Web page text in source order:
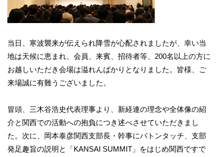
当日、寒波襲来が伝えられ降雪が心配されましたが、幸い当
地は天候に恵まれ、会員、来賓、招待者等、200名以上の方に
お越しいただき会場は溢れんばかりとなりました。皆様、ご
来場誠に有難うございました。
冒頭、三木谷浩史代表理事より、新経連の理念や全体像の紹
介と関西での活動への抱負につき述べさせていただきまし
た。次に、岡本泰彦関西支部長・幹事にバトンタッチ、支部
発足趣旨の説明と「KANSAI SUMMIT」をはじめ関西ですで